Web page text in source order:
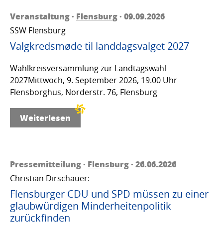
Veranstaltung · Flensburg· 09.09.2026
SSW Flensburg
Valgkredsmøde til landdagsvalget 2027
Wahlkreisversammlung zur Landtagswahl
2027Mittwoch, 9. September 2026, 19.00 Uhr
Flensborghus, Norderstr. 76, Flensburg
Weiterlesen
Pressemitteilung · Flensburg· 26.06.2026
Christian Dirschauer:
Flensburger CDU und SPD müssen zu einer
glaubwürdigen Minderheitenpolitik
zurückfinden